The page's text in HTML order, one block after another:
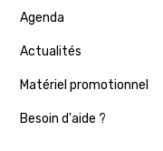
Agenda
Actualités
Matériel promotionnel
Besoin d'aide ?